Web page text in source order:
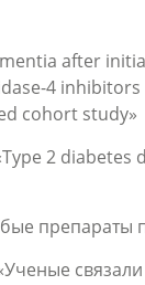
after
4 inhibitors
cohort study»
2 diabetes
препараты